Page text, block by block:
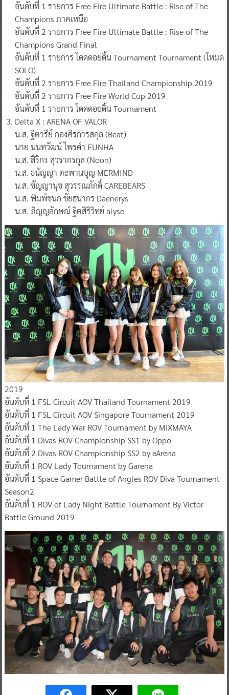
อันดับที่ 1 รายการ Free Fire Ultimate Battle : Rise of The
Champions ภาคเหนือ
อันดับที่ 2 รายการ Free Fire Ultimate Battle : Rise of The
Champions Grand Final
อันดับที่ 1 รายการ โดดดอยดิ้น Tournament Tournament (โหมด
SOLO)
อันดับที่ 2 รายการ Free Fire Thailand Championship 2019
อันดับที่ 2 รายการ Free Fire World Cup 2019
อันดับที่ 1 รายการ โดดดอยดิ้น Tournament
Delta X : ARENA OF VALOR
น.ส. ฐิตารีย์ กองศิรการสกุล (Beat)
นาย นนทวัฒน์ ไพรดำ EUNHA
น.ส. สิริกร สุวรากรกุล (Noon)
น.ส. ธนัญญา ตะพานบุญ MERMIND
น.ส. ชัญญานุช สุวรรณภักดิ์ CAREBEARS
น.ส. พิมพ์ชนก ชัยธนากร Daenerys
น.ส. ภิญญลักษณ์ ฐิตสิริวิทย์ alyse
2019
อันดับที่ 1 FSL Circuit AOV Thailand Tournament 2019
อันดับที่ 1 FSL Circuit AOV Singapore Tournament 2019
อันดับที่ 1 The Lady War ROV Tournament by MiXMAYA
อันดับที่ 1 Divas ROV Championship SS1 by Oppo
อันดับที่ 2 Divas ROV Championship SS2 by eArena
อันดับที่ 1 ROV Lady Tournament by Garena
อันดับที่ 1 Space Gamer Battle of Angles ROV Diva Tournament
Season2
อันดับที่ 1 ROV of Lady Night Battle Tournament By Victor
Battle Ground 2019